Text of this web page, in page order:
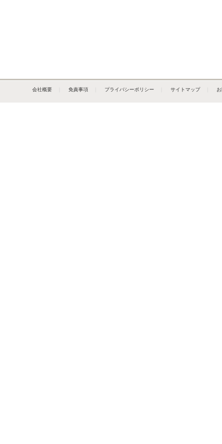
会社概要 免責事項 プライバシーポリシー サイトマップ｜